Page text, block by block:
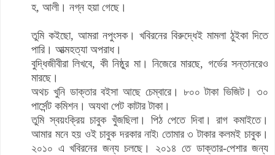
হ, আলী। নগ্ন হয়া গেছে।
তুমি কইছো, আমরা নপুংসক। খবিরনের বিরুদ্ধেই মামলা ঠুইকা দিতে
পারি। আত্মহত্যা অপরাধ।
বুদ্ধিজীবীরা লিখবে, কী নিষ্ঠুর মা। নিজেরে মারছে, গর্ভের সন্তানরেও
মারছে।
অথচ খুনি ডাক্তার বইসা আছে চেম্বারে। ৮০০ টাকা ভিজিট। ৩০
পার্সেন্ট কমিশন। অযথা পেট কাটার টাকা।
তুমি স্বয়ংক্রিয় চাবুক খুঁজছিলা। পিঠ পেতে দিবা। রাগ কমাইতে।
আমার মনে হয় ওই চাবুক দরকার নাই৷ তোমার ৩ টাকার কলমই চাবুক।
২০১০ এ খবিরনের জন্য চলছে। ২০১৪ তে ডাক্তার-পেশার জন্য